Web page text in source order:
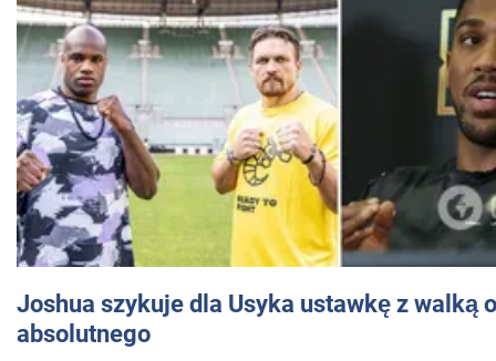
Joshua szykuje dla Usyka ustawkę z walką
absolutnego